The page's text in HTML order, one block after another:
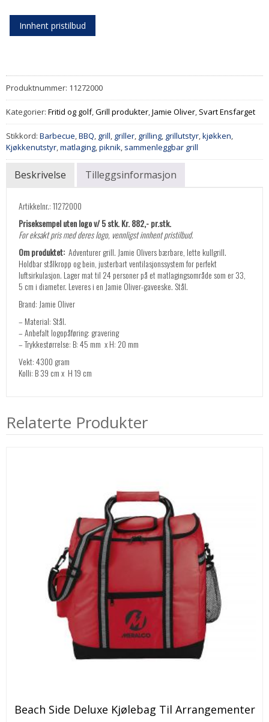
Innhent pristilbud
Produktnummer: 11272000
Kategorier: Fritid og golf,Grill produkter,Jamie Oliver, Svart Ensfarget
Stikkord: Barbecue,BBQ, grill, griller, grilling, grillutstyr,kjøkken,
Kjøkkenutstyr,matlaging,piknik, sammenleggbar grill
Beskrivelse Tilleggsinformasjon
Artikkelnr.: 11272000
Priseksempel uten logo v/ 5 stk. Kr. 882,- pr.stk.
For eksakt pris med deres logo, vennligst innhent pristilbud.
Om produktet: Adventurer grill. Jamie Olivers bærbare, lette kullgrill.
Holdbar stålkropp og bein, justerbart ventilasjonssystem for perfekt
luftsirkulasjon. Lager mat til 24 personer på et matlagingsområde som er 33,
5 cm i diameter. Leveres i en Jamie Oliver-gaveeske. Stål.
Brand: Jamie Oliver
– Material: Stål.
– Anbefalt logopåføring: gravering
– Trykkestørrelse: B: 45 mm x H: 20 mm
Vekt: 4300 gram
Kolli: B 39 cm x H 19 cm
Relaterte Produkter
Dette
produktet
Beach Side Deluxe Kjølebag Til Arrangementer